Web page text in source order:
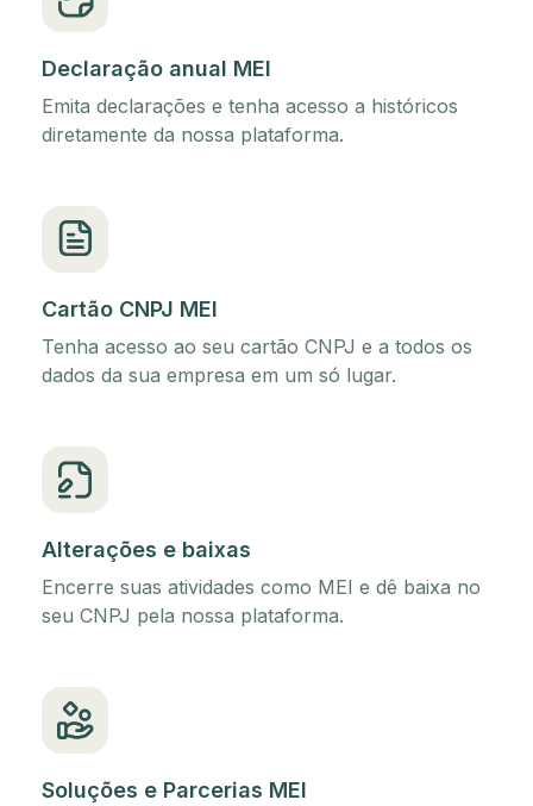
Declaração anual MEI
Emita declarações e tenha acesso a históricos
diretamente da nossa plataforma.
Cartão CNPJ MEI
Tenha acesso ao seu cartão CNPJ e a todos os
dados da sua empresa em um só lugar.
Alterações e baixas
Encerre suas atividades como MEI e dê baixa no
seu CNPJ pela nossa plataforma.
Soluções e Parcerias MEI